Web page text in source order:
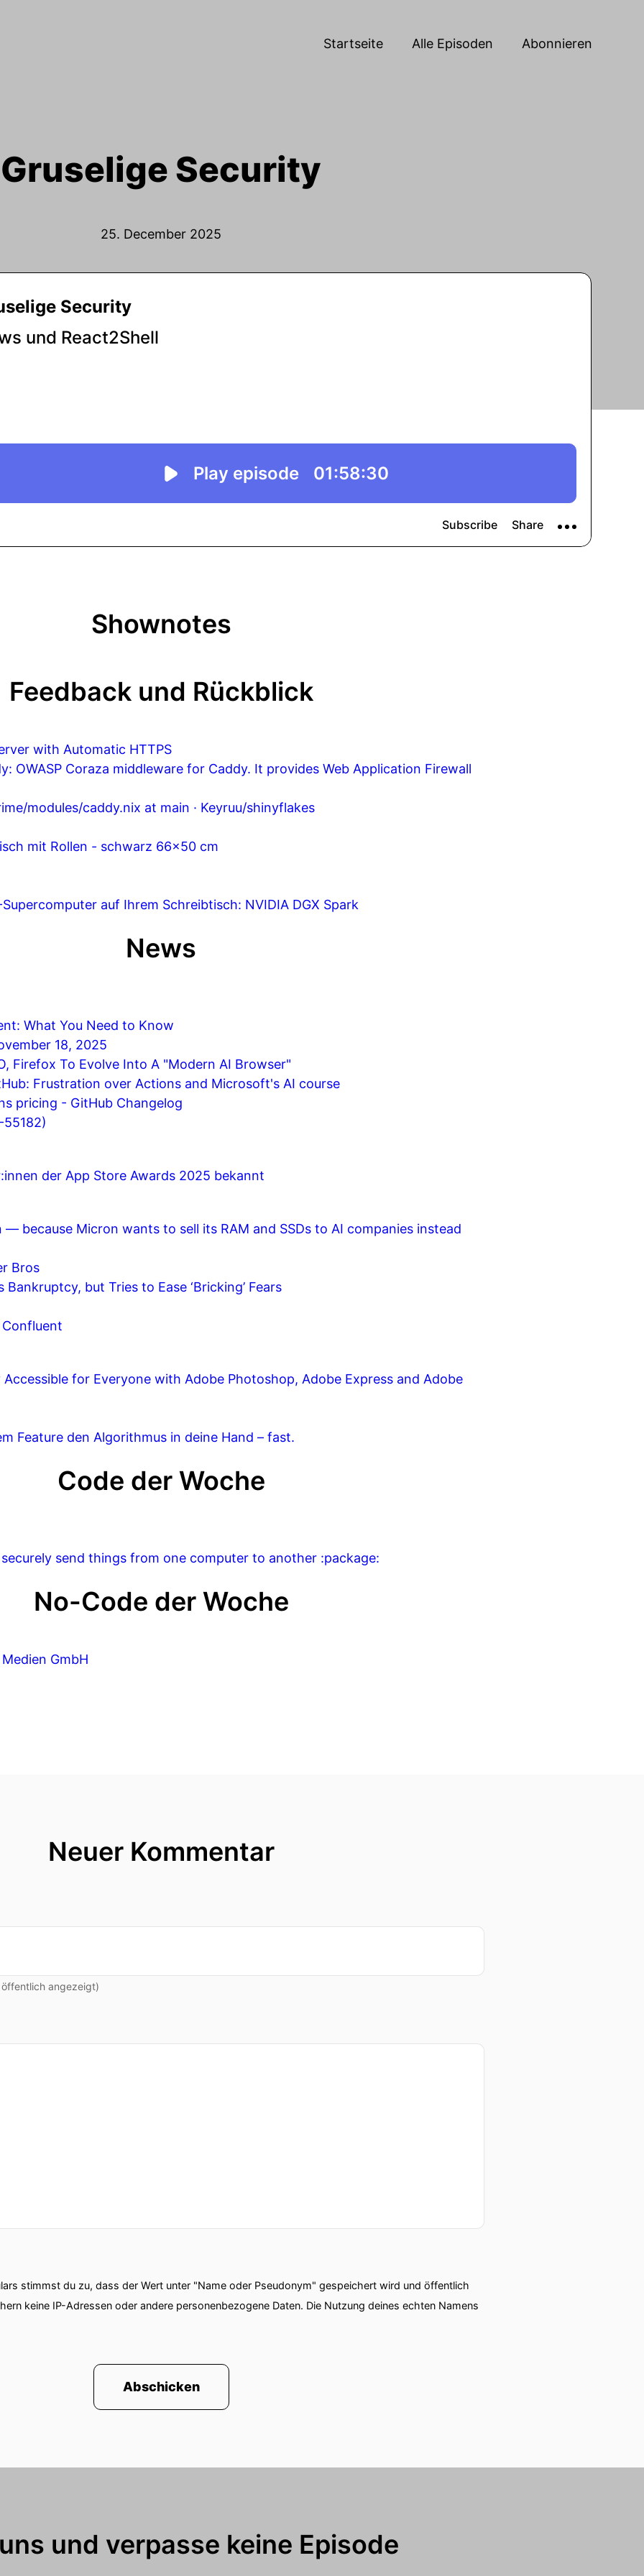
Startseite Alle Episoden Abonnieren
Gruselige Security
25. December 2025
Shownotes
Feedback und Rückblick
with Automatic HTTPS
OWASP Coraza middleware for Caddy. It provides Web Application Firewall
modules/caddy.nix at main · Keyruu/shinyflakes
mit Rollen - schwarz 66x50 cm
auf Ihrem Schreibtisch: NVIDIA DGX Spark
News
What You Need to Know
18, 2025
Firefox To Evolve Into A "Modern AI Browser"
Frustration over Actions and Microsoft's AI course
pricing - GitHub Changelog
der App Store Awards 2025 bekannt
because Micron wants to sell its RAM and SSDs to AI companies instead
Bros
but Tries to Ease ‘Bricking’ Fears
Confluent
for Everyone with Adobe Photoshop, Adobe Express and Adobe
Feature den Algorithmus in deine Hand – fast.
Code der Woche
send things from one computer to another :package:
No-Code der Woche
GmbH
Neuer Kommentar
angezeigt)
stimmst du zu, dass der Wert unter "Name oder Pseudonym" gespeichert wird und öffentlich
keine IP-Adressen oder andere personenbezogene Daten. Die Nutzung deines echten Namens
Abschicken
und verpasse keine Episode